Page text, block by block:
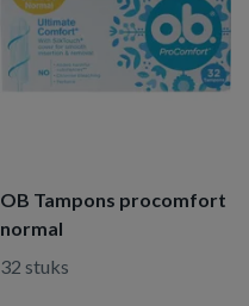
OB Tampons procomfort
normal
32 stuks